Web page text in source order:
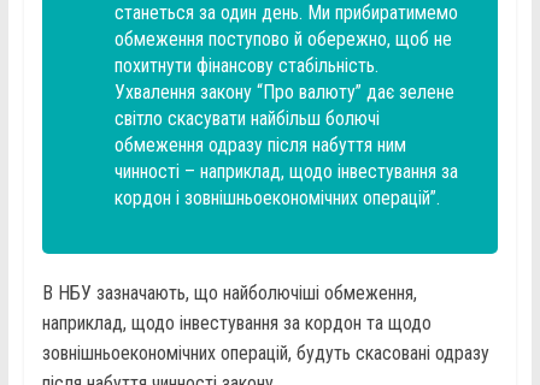
станеться за один день. Ми прибиратимемо
обмеження поступово й обережно, щоб не
похитнути фінансову стабільність.
Ухвалення закону “Про валюту” дає зелене
світло скасувати найбільш болючі
обмеження одразу після набуття ним
чинності – наприклад, щодо інвестування за
кордон і зовнішньоекономічних операцій”.
В НБУ зазначають, що найболючіші обмеження,
наприклад, щодо інвестування за кордон та щодо
зовнішньоекономічних операцій, будуть скасовані одразу